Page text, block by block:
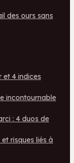
des ours sans
et 4 indices
incontournable
: 4 duos de
risques liés à